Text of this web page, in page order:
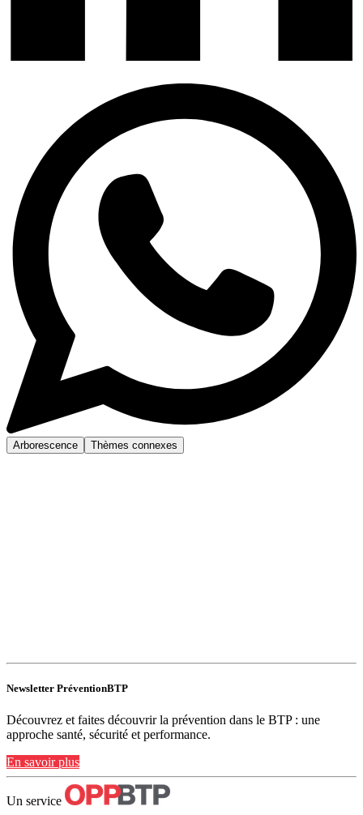
Arborescence Thèmes connexes
Newsletter PréventionBTP
Découvrez et faites découvrir la prévention dans le BTP : une
approche santé, sécurité et performance.
En savoir plus
Un service